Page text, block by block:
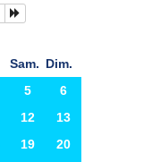
Sam. Dim.
5
6
12
13
19
20